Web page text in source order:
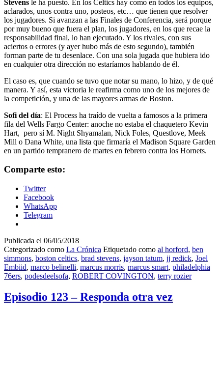
Stevens le ha puesto. En los Celtics hay como en todos los equipos,
aclarados, unos contra uno, posteos, etc… que tienen que resolver
los jugadores. Si avanzan a las Finales de Conferencia, será porque
por muy bueno que fuera el plan, los jugadores, en los que recae la
responsabilidad final, lo han ejecutado. Y los rivales, con sus
aciertos o errores (y ayer hubo más de esto segundo), también
forman parte de tu desenlace. Con una sola jugada que hubiera ido
en cualquier otra dirección no estaríamos hablando de él.
El caso es, que cuando se tuvo que notar su mano, lo hizo, y de qué
manera. Y así, esta victoria le reafirma como uno de los mejores de
la competición, y una de las mayores armas de Boston.
Sofi del día: El Process ha traído de vuelta a famosos a la primera
fila del Wells Fargo Center: anoche no estaba el chaquetero Kevin
Hart, pero sí M. Night Shyamalan, Nick Foles, Questlove, Meek
Mill o Dana White, una lista que firmaría el Madison Square Garden
en un partido tempranero de martes en febrero contra los Hornets.
Comparte esto:
Twitter
Facebook
WhatsApp
Telegram
Publicada el 06/05/2018
Categorizado como La Crónica Etiquetado como al horford, ben
simmons, boston celtics, brad stevens, jayson tatum, jj redick, Joel
Embiid, marco belinelli, marcus morris, marcus smart, philadelphia
76ers, podesdeelsofa, ROBERT COVINGTON, terry rozier
Episodio 123 – Responda otra vez